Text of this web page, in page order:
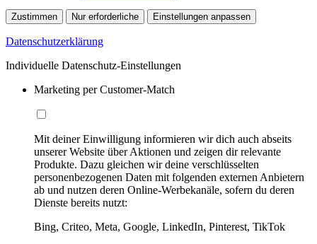
Zustimmen Nur erforderliche Einstellungen anpassen
Datenschutzerklärung
Individuelle Datenschutz-Einstellungen
Marketing per Customer-Match
Mit deiner Einwilligung informieren wir dich auch abseits
unserer Website über Aktionen und zeigen dir relevante
Produkte. Dazu gleichen wir deine verschlüsselten
personenbezogenen Daten mit folgenden externen Anbietern
ab und nutzen deren Online-Werbekanäle, sofern du deren
Dienste bereits nutzt:
Bing, Criteo, Meta, Google, LinkedIn, Pinterest, TikTok